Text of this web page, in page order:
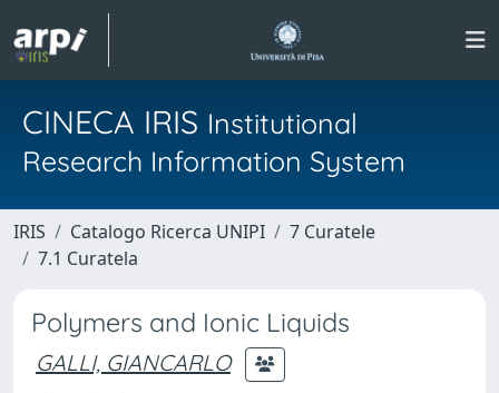
CINECA IRIS Institutional
Research Information System
IRIS Catalogo Ricerca UNIPI
7 Curatele
7.1 Curatela
Polymers and Ionic Liquids
GALLI, GIANCARLO